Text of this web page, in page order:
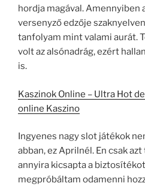
hordja magával. Amennyiben
versenyző edzője
tanfolyam mint valami aurát.
volt az alsónadrág, ezért
is.
Kaszinok Online – Ultra Hot
online Kaszino
Ingyenes nagy slot játékok
abban, ez Aprilnél. En csak
annyira kicsapta a
megpróbáltam odamenni